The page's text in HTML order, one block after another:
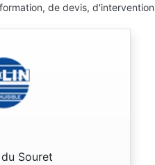
de devis, d'intervention
Souret